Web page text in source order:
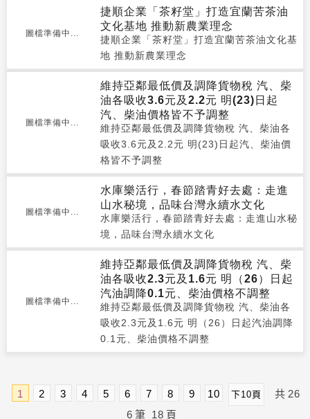
圖檔準備中...
捷順企業「茶籽堂」打造宜蘭苦茶油
文化基地 推動新農業理念
捷順企業「茶籽堂」打造宜蘭苦茶油文化基
地 推動新農業理念
圖檔準備中...
維持亞鄰最低價及調降貨物稅 汽、柴
油各吸收3.6元及2.2元 明(23)日起
汽、柴油價格皆不予調整
維持亞鄰最低價及調降貨物稅 汽、柴油各
吸收3.6元及2.2元 明(23)日起汽、柴油價
格皆不予調整
圖檔準備中...
水庫樂活行，春節踏青好去處：走進
山水秘境，品味台灣永續水文化
水庫樂活行，春節踏青好去處：走進山水秘
境，品味台灣永續水文化
圖檔準備中...
維持亞鄰最低價及調降貨物稅 汽、柴
油各吸收2.3元及1.6元 明（26）日起
汽油調降0.1元、柴油價格不調整
維持亞鄰最低價及調降貨物稅 汽、柴油各
吸收2.3元及1.6元 明（26）日起汽油調降
0.1元、柴油價格不調整
1 2 3 4 5 6 7 8 9 10 下10頁 共 26
6 筆 18 頁